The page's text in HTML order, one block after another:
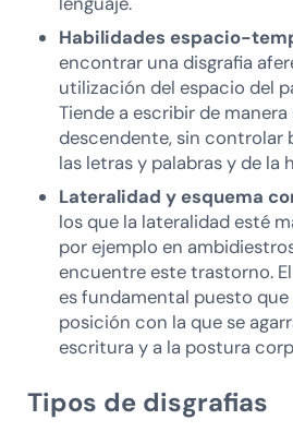
Habilidades espacio-
encontrar una disgrafia
utilización del espacio del
Tiende a escribir de
descendente, sin controlar
las letras y palabras y de la
Lateralidad y esquema
los que la lateralidad esté
por ejemplo en
encuentre este trastorno.
es fundamental puesto
posición con la que se
escritura y a la postura
Tipos de disgrafias